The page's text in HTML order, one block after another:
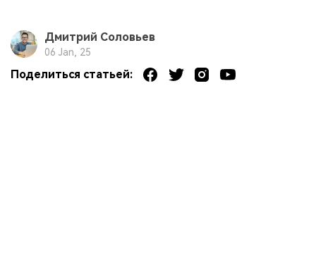
Дмитрий Соловьев
06 Jan, 25
Поделиться статьей: